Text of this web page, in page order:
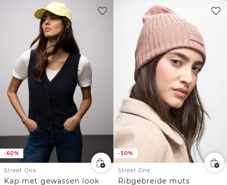
-60%
Street One
Kap met gewassen look
-50%
Street One
Ribgebreide muts